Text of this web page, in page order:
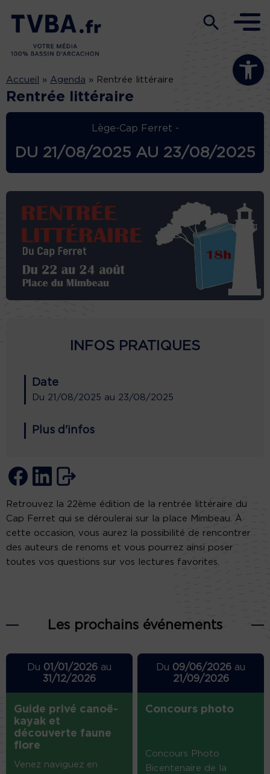
Ouvrir la
Accueil » Agenda » Rentrée littéraire
Rentrée littéraire
Lège-Cap Ferret -
DU 21/08/2025 AU 23/08/2025
INFOS PRATIQUES
Date
Du 21/08/2025 au 23/08/2025
Plus d'infos
Retrouvez la 22ème édition de la rentrée littéraire du
Cap Ferret qui se déroulerai sur la place Mimbeau. À
cette occasion, vous aurez la possibilité de rencontrer
des auteurs de renoms et vous pourrez ainsi poser
toutes vos questions sur vos lectures favorites.
Les prochains événements
Du 01/01/2026au
31/12/2026
Guide privé canoë-
kayak et
découverte faune
flore
Venez naviguez en
Du 09/06/2026 au
21/09/2026
Concours photo
Concours Photo
Bicentenaire de la